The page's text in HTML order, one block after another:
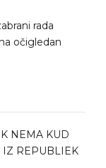
rada
očigledan
NEMA KUD
REPUBLIEK